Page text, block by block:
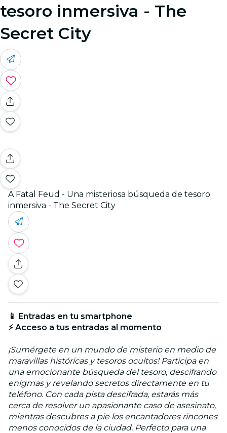
tesoro inmersiva - The
Secret City
A Fatal Feud - Una misteriosa búsqueda de tesoro
inmersiva - The Secret City
📱 Entradas en tu smartphone
⚡ Acceso a tus entradas al momento
¡Sumérgete en un mundo de misterio en medio de
maravillas históricas y tesoros ocultos! Participa en
una emocionante búsqueda del tesoro, descifrando
enigmas y revelando secretos directamente en tu
teléfono. Con cada pista descifrada, estarás más
cerca de resolver un apasionante caso de asesinato,
mientras descubres a pie los encantadores rincones
menos conocidos de la ciudad. Perfecto para una